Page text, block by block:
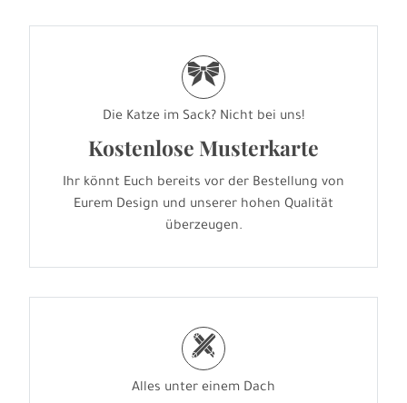
r
Die Katze im Sack? Nicht bei uns!
Kostenlose Musterkarte
Ihr könnt Euch bereits vor der Bestellung von
Eurem Design und unserer hohen Qualität
überzeugen.
h
Alles unter einem Dach